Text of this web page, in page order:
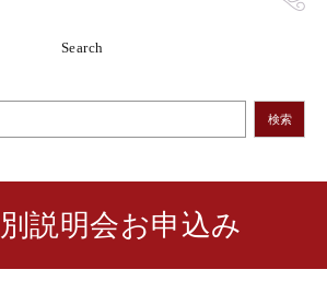
Search
検索
説明会お申込み